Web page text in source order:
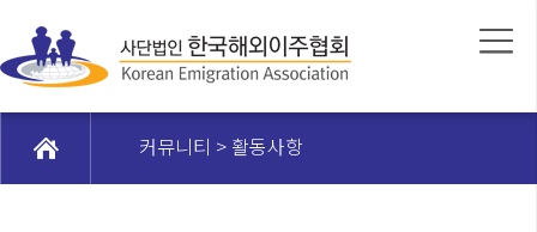
커뮤니티 > 활동사항